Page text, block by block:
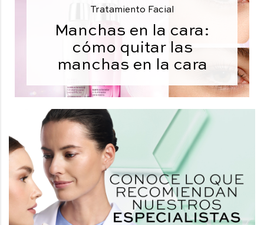
Tratamiento Facial
Manchas en la cara:
cómo quitar las
manchas en la cara